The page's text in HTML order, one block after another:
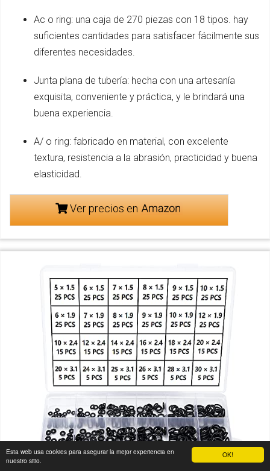
OK!
Esta web usa cookies para asegurar la mejor experiencia en
nuestro sitio.
Ac o ring: una caja de 270 piezas con 18 tipos. hay
suficientes cantidades para satisfacer fácilmente sus
diferentes necesidades.
Junta plana de tubería: hecha con una artesanía
exquisita, conveniente y práctica, y le brindará una
buena experiencia.
A/ o ring: fabricado en material, con excelente
textura, resistencia a la abrasión, practicidad y buena
elasticidad.
Ver precios en